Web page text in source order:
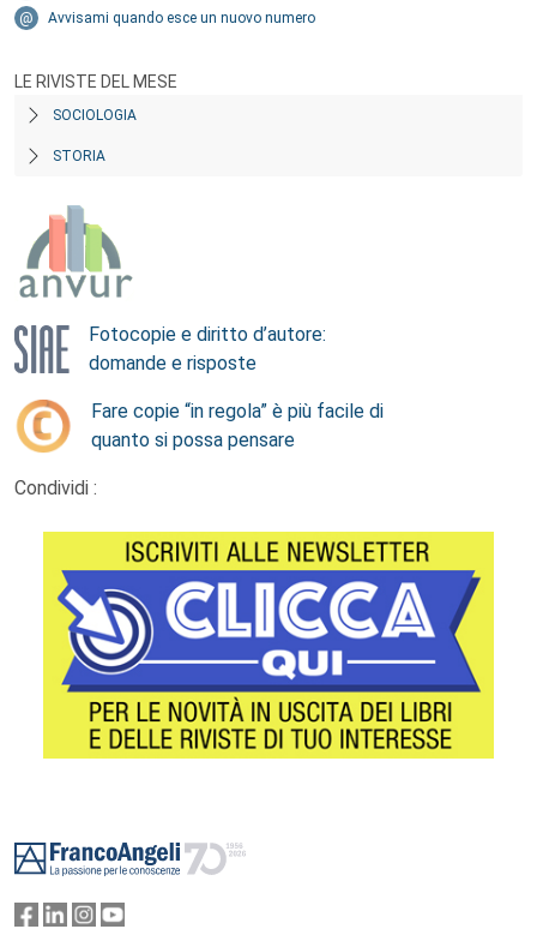
Avvisami quando esce un nuovo numero
LE RIVISTE DEL MESE
SOCIOLOGIA
STORIA
Fotocopie e diritto d’autore:
domande e risposte
Fare copie “in regola” è più facile di
quanto si possa pensare
Condividi :